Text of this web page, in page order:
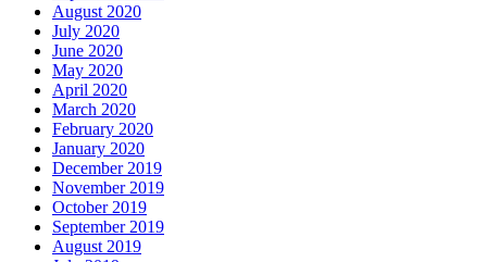
August 2020
July 2020
June 2020
May 2020
April 2020
March 2020
February 2020
January 2020
December 2019
November 2019
October 2019
September 2019
August 2019